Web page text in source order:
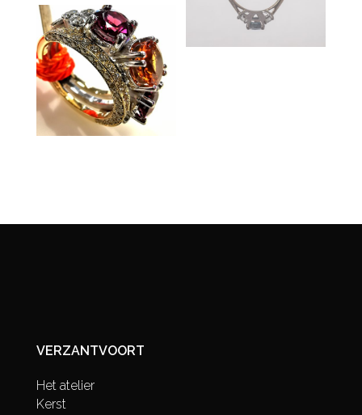
VERZANTVOORT
Het atelier
Kerst